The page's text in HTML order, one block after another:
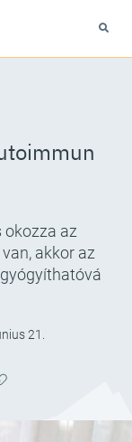
okozza az
akkor az
21.